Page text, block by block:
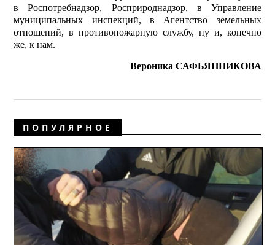
в Роспотребнадзор, Росприроднадзор, в Управление
муниципальных инспекций, в Агентство земельных
отношений, в противопожарную службу, ну и, конечно
же, к нам.
Вероника САФЬЯННИКОВА
ПОПУЛЯРНОЕ